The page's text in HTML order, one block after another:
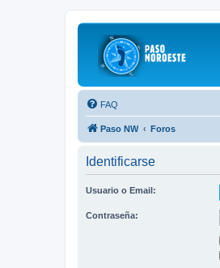
FAQ
Paso NW Foros
Identificarse
Usuario o Email:
Contraseña: